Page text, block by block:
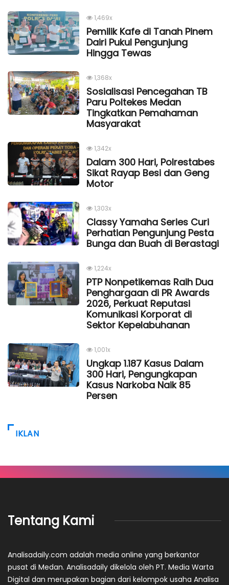
1,469x
Pemilik Kafe di Tanah Pinem
Dairi Pukul Pengunjung
Hingga Tewas
1,368x
Sosialisasi Pencegahan TB
Paru Poltekes Medan
Tingkatkan Pemahaman
Masyarakat
1,342x
Dalam 300 Hari, Polrestabes
Sikat Rayap Besi dan Geng
Motor
1,303x
Classy Yamaha Series Curi
Perhatian Pengunjung Pesta
Bunga dan Buah di Berastagi
1,224x
PTP Nonpetikemas Raih Dua
Penghargaan di PR Awards
2026, Perkuat Reputasi
Komunikasi Korporat di
Sektor Kepelabuhanan
1,001x
Ungkap 1.187 Kasus Dalam
300 Hari, Pengungkapan
Kasus Narkoba Naik 85
Persen
IKLAN
Tentang Kami
Analisadaily.com adalah media online yang berkantor
pusat di Medan. Analisadaily dikelola oleh PT. Media Warta
Digital dan merupakan bagian dari kelompok usaha Analisa